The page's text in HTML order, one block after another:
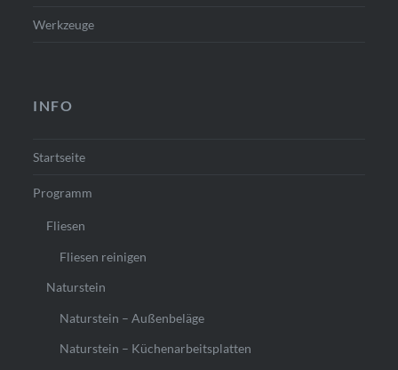
Werkzeuge
INFO
Startseite
Programm
Fliesen
Fliesen reinigen
Naturstein
Naturstein – Außenbeläge
Naturstein – Küchenarbeitsplatten